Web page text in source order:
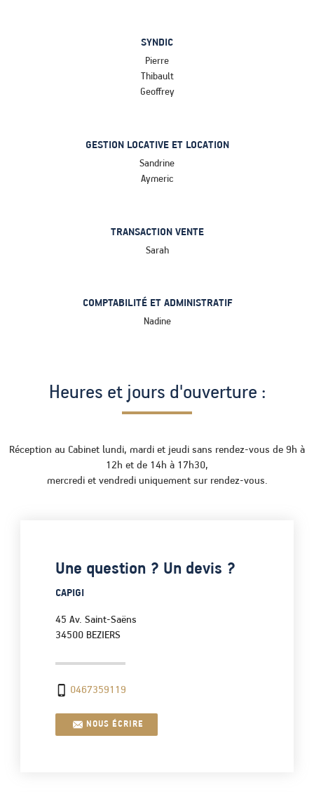
SYNDIC
Pierre
Thibault
Geoffrey
GESTION LOCATIVE ET LOCATION
Sandrine
Aymeric
TRANSACTION VENTE
Sarah
COMPTABILITÉ ET ADMINISTRATIF
Nadine
Heures et jours d'ouverture :
Réception au Cabinet lundi, mardi et jeudi sans rendez-vous de 9h à
12h et de 14h à 17h30,
mercredi et vendredi uniquement sur rendez-vous.
Une question ? Un devis ?
CAPIGI
45 Av. Saint-Saëns
34500 BEZIERS
0467359119
NOUS ÉCRIRE